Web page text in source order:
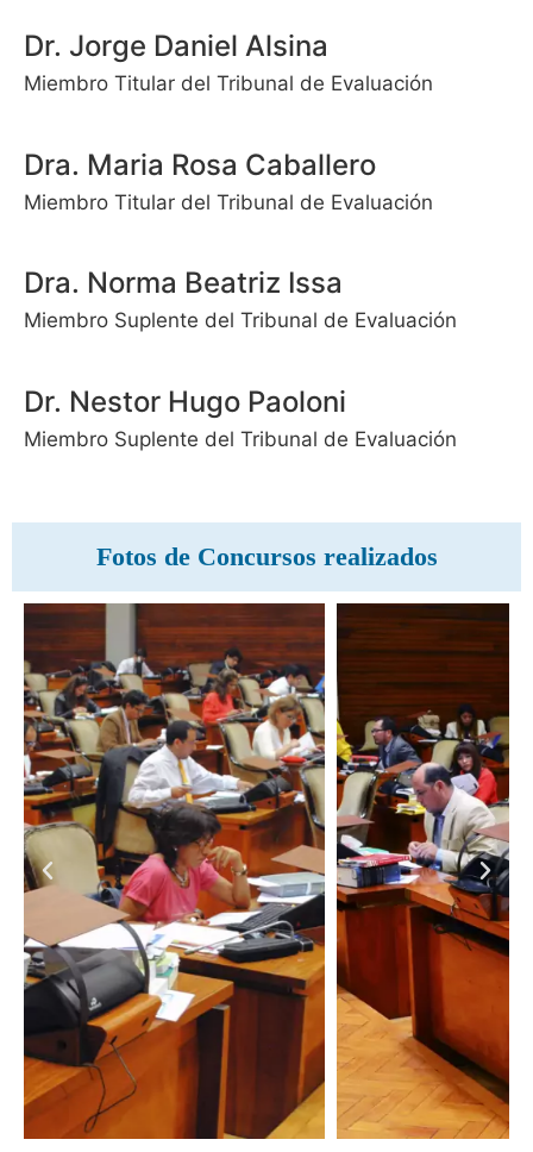
Dr. Jorge Daniel Alsina
Miembro Titular del Tribunal de Evaluación
Dra. Maria Rosa Caballero
Miembro Titular del Tribunal de Evaluación
Dra. Norma Beatriz Issa
Miembro Suplente del Tribunal de Evaluación
Dr. Nestor Hugo Paoloni
Miembro Suplente del Tribunal de Evaluación
Fotos de Concursos realizados